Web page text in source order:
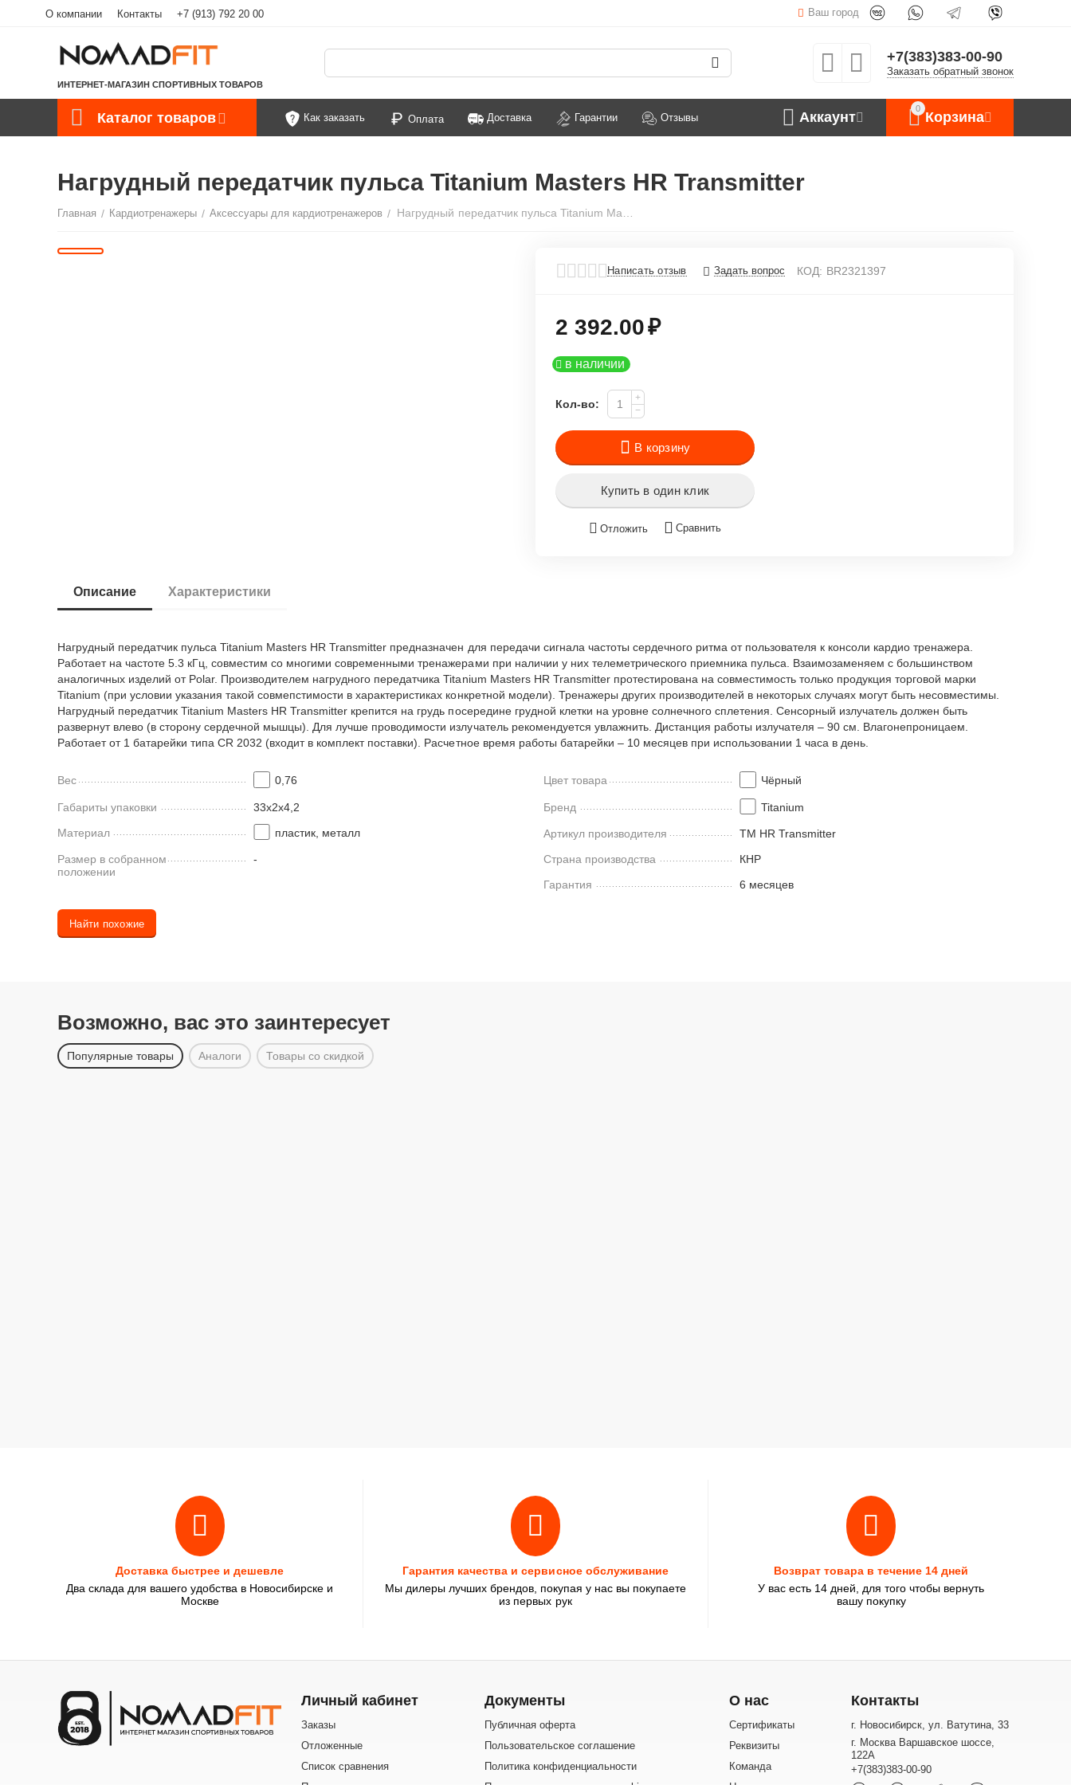
О компании Контакты +7 (913) 792 20 00 Ваш город
ИНТЕРНЕТ-МАГАЗИН СПОРТИВНЫХ ТОВАРОВ
+7(383)383-00-90
Заказать обратный звонок
Каталог товаров Как заказать Оплата Доставка Гарантии Отзывы
0
Корзина
Аккаунт
Нагрудный передатчик пульса Titanium Masters HR Transmitter
Главная / Кардиотренажеры / Аксессуары для кардиотренажеров /
Написать отзыв Задать вопрос КОД: BR2321397
2 392.00₽
в наличии
Кол-во:
+
−
В корзину
Купить в один клик
Отложить Сравнить
Описание Характеристики
Нагрудный передатчик пульса Titanium Masters HR Transmitter предназначен для передачи сигнала частоты сердечного ритма от пользователя к консоли кардио тренажера.
Работает на частоте 5.3 кГц, совместим со многими современными тренажерами при наличии у них телеметрического приемника пульса. Взаимозаменяем с большинством
аналогичных изделий от Polar. Производителем нагрудного передатчика Titanium Masters HR Transmitter протестирована на совместимость только продукция торговой марки
Titanium (при условии указания такой совмепстимости в характеристиках конкретной модели). Тренажеры других производителей в некоторых случаях могут быть несовместимы.
Нагрудный передатчик Titanium Masters HR Transmitter крепится на грудь посередине грудной клетки на уровне солнечного сплетения. Сенсорный излучатель должен быть
развернут влево (в сторону сердечной мышцы). Для лучше проводимости излучатель рекомендуется увлажнить. Дистанция работы излучателя – 90 см. Влагонепроницаем.
Работает от 1 батарейки типа CR 2032 (входит в комплект поставки). Расчетное время работы батарейки – 10 месяцев при использовании 1 часа в день.
Вес 0,76
Габариты упаковки
33х2х4,2
Материал
пластик, металл
Размер в собранном
положении
-
Цвет товара Чёрный
Бренд Titanium
Артикул производителя
TM HR Transmitter
Страна производства
КНР
Гарантия
6 месяцев
Найти похожие
Возможно, вас это заинтересует
Популярные товары Аналоги Товары со скидкой
Доставка быстрее и дешевле
Два склада для вашего удобства в Новосибирске и
Москве
Гарантия качества и сервисное обслуживание
Мы дилеры лучших брендов, покупая у нас вы покупаете
из первых рук
Возврат товара в течение 14 дней
У вас есть 14 дней, для того чтобы вернуть
вашу покупку
Личный кабинет
Заказы
Отложенные
Список сравнения
Документы
Публичная оферта
Пользовательское соглашение
Политика конфиденциальности
О нас
Сертификаты
Реквизиты
Команда
Контакты
г. Новосибирск, ул. Ватутина, 33
г. Москва Варшавское шоссе,
122А
+7(383)383-00-90